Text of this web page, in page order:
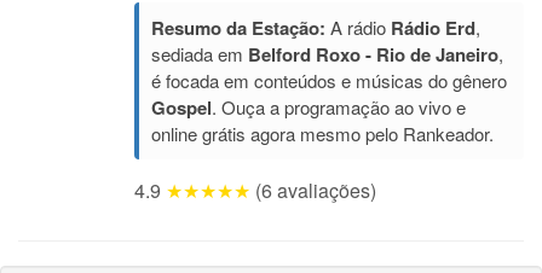
Resumo da Estação: A rádio Rádio Erd,
sediada em Belford Roxo - Rio de Janeiro,
é focada em conteúdos e músicas do gênero
Gospel. Ouça a programação ao vivo e
online grátis agora mesmo pelo Rankeador.
4.9 ★★★★★ (6 avaliações)